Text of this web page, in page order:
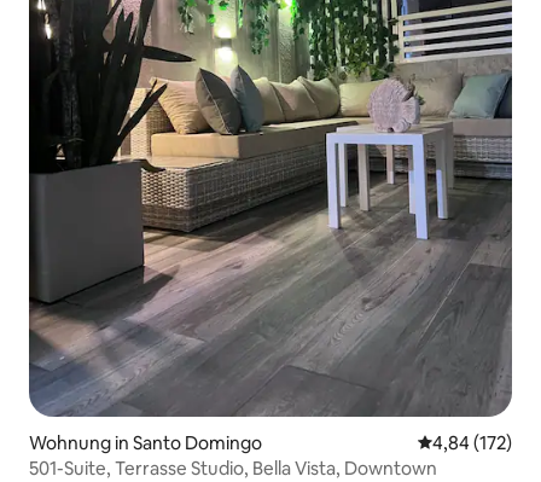
Wohnung in Santo Domingo
4,84 (172)
501-Suite, Terrasse Studio, Bella Vista, Downtown